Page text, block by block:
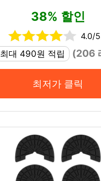
38% 할인
4.0/
최대 490원 적립
(206
최저가 클릭